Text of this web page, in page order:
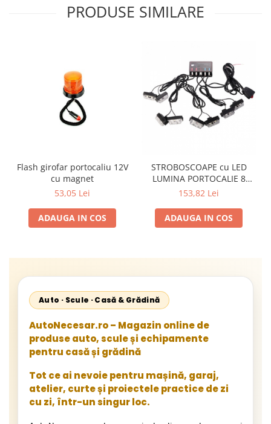
PRODUSE SIMILARE
Flash girofar portocaliu 12V
cu magnet
53,05 Lei
ADAUGA IN COS
STROBOSCOAPE cu LED
LUMINA PORTOCALIE 8
proiectoare cu telecomanda
153,82 Lei
ADAUGA IN COS
Auto · Scule · Casă & Grădină
AutoNecesar.ro – Magazin online de
produse auto, scule și echipamente
pentru casă și grădină
Tot ce ai nevoie pentru mașină, garaj,
atelier, curte și proiectele practice de zi
cu zi, într-un singur loc.